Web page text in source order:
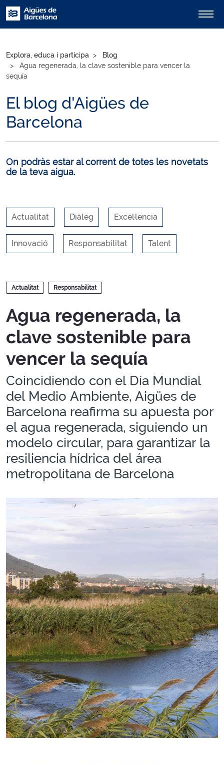
Explora, educa i participa
Blog
Agua regenerada, la clave sostenible para vencer la
sequía
El blog d'Aigües de
Barcelona
On podràs estar al corrent de totes les novetats
de la teva aigua.
Actualitat Diàleg Excel·lencia
Innovació Responsabilitat Talent
Blocs
Actualitat Responsabilitat
Agua regenerada, la
clave sostenible para
vencer la sequía
Coincidiendo con el Día Mundial
del Medio Ambiente, Aigües de
Barcelona reafirma su apuesta por
el agua regenerada, siguiendo un
modelo circular, para garantizar la
resiliencia hídrica del área
metropolitana de Barcelona